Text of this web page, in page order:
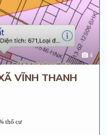
4
VĨNH THANH
thổ cư